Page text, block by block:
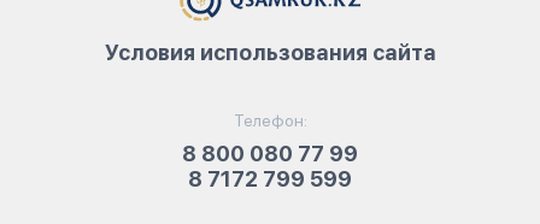
Телефон:
8 800 080 77 99
8 7172 799 599
Условия использования сайта